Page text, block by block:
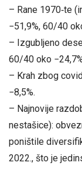
– Rane 1970‑te
−51,9%, 60/40
– Izgubljeno
60/40 oko
– Krah zbog
−8,5%.
– Najnovije
nestašice):
poništile
2022., što je